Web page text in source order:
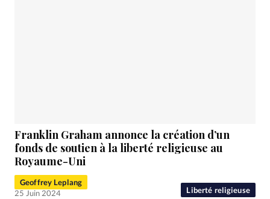
Liberté religieuse
Franklin Graham annonce la création d’un
fonds de soutien à la liberté religieuse au
Royaume-Uni
Geoffrey Leplang
25 Juin 2024